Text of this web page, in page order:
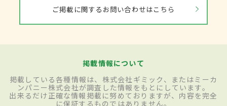
ご掲載に関するお問い合わせはこちら
掲載情報について
掲載している各種情報は、株式会社ギミック、またはミーカ
ンパニー株式会社が調査した情報をもとにしています。
出来るだけ正確な情報掲載に努めておりますが、内容を完全
に保証するものではありません。